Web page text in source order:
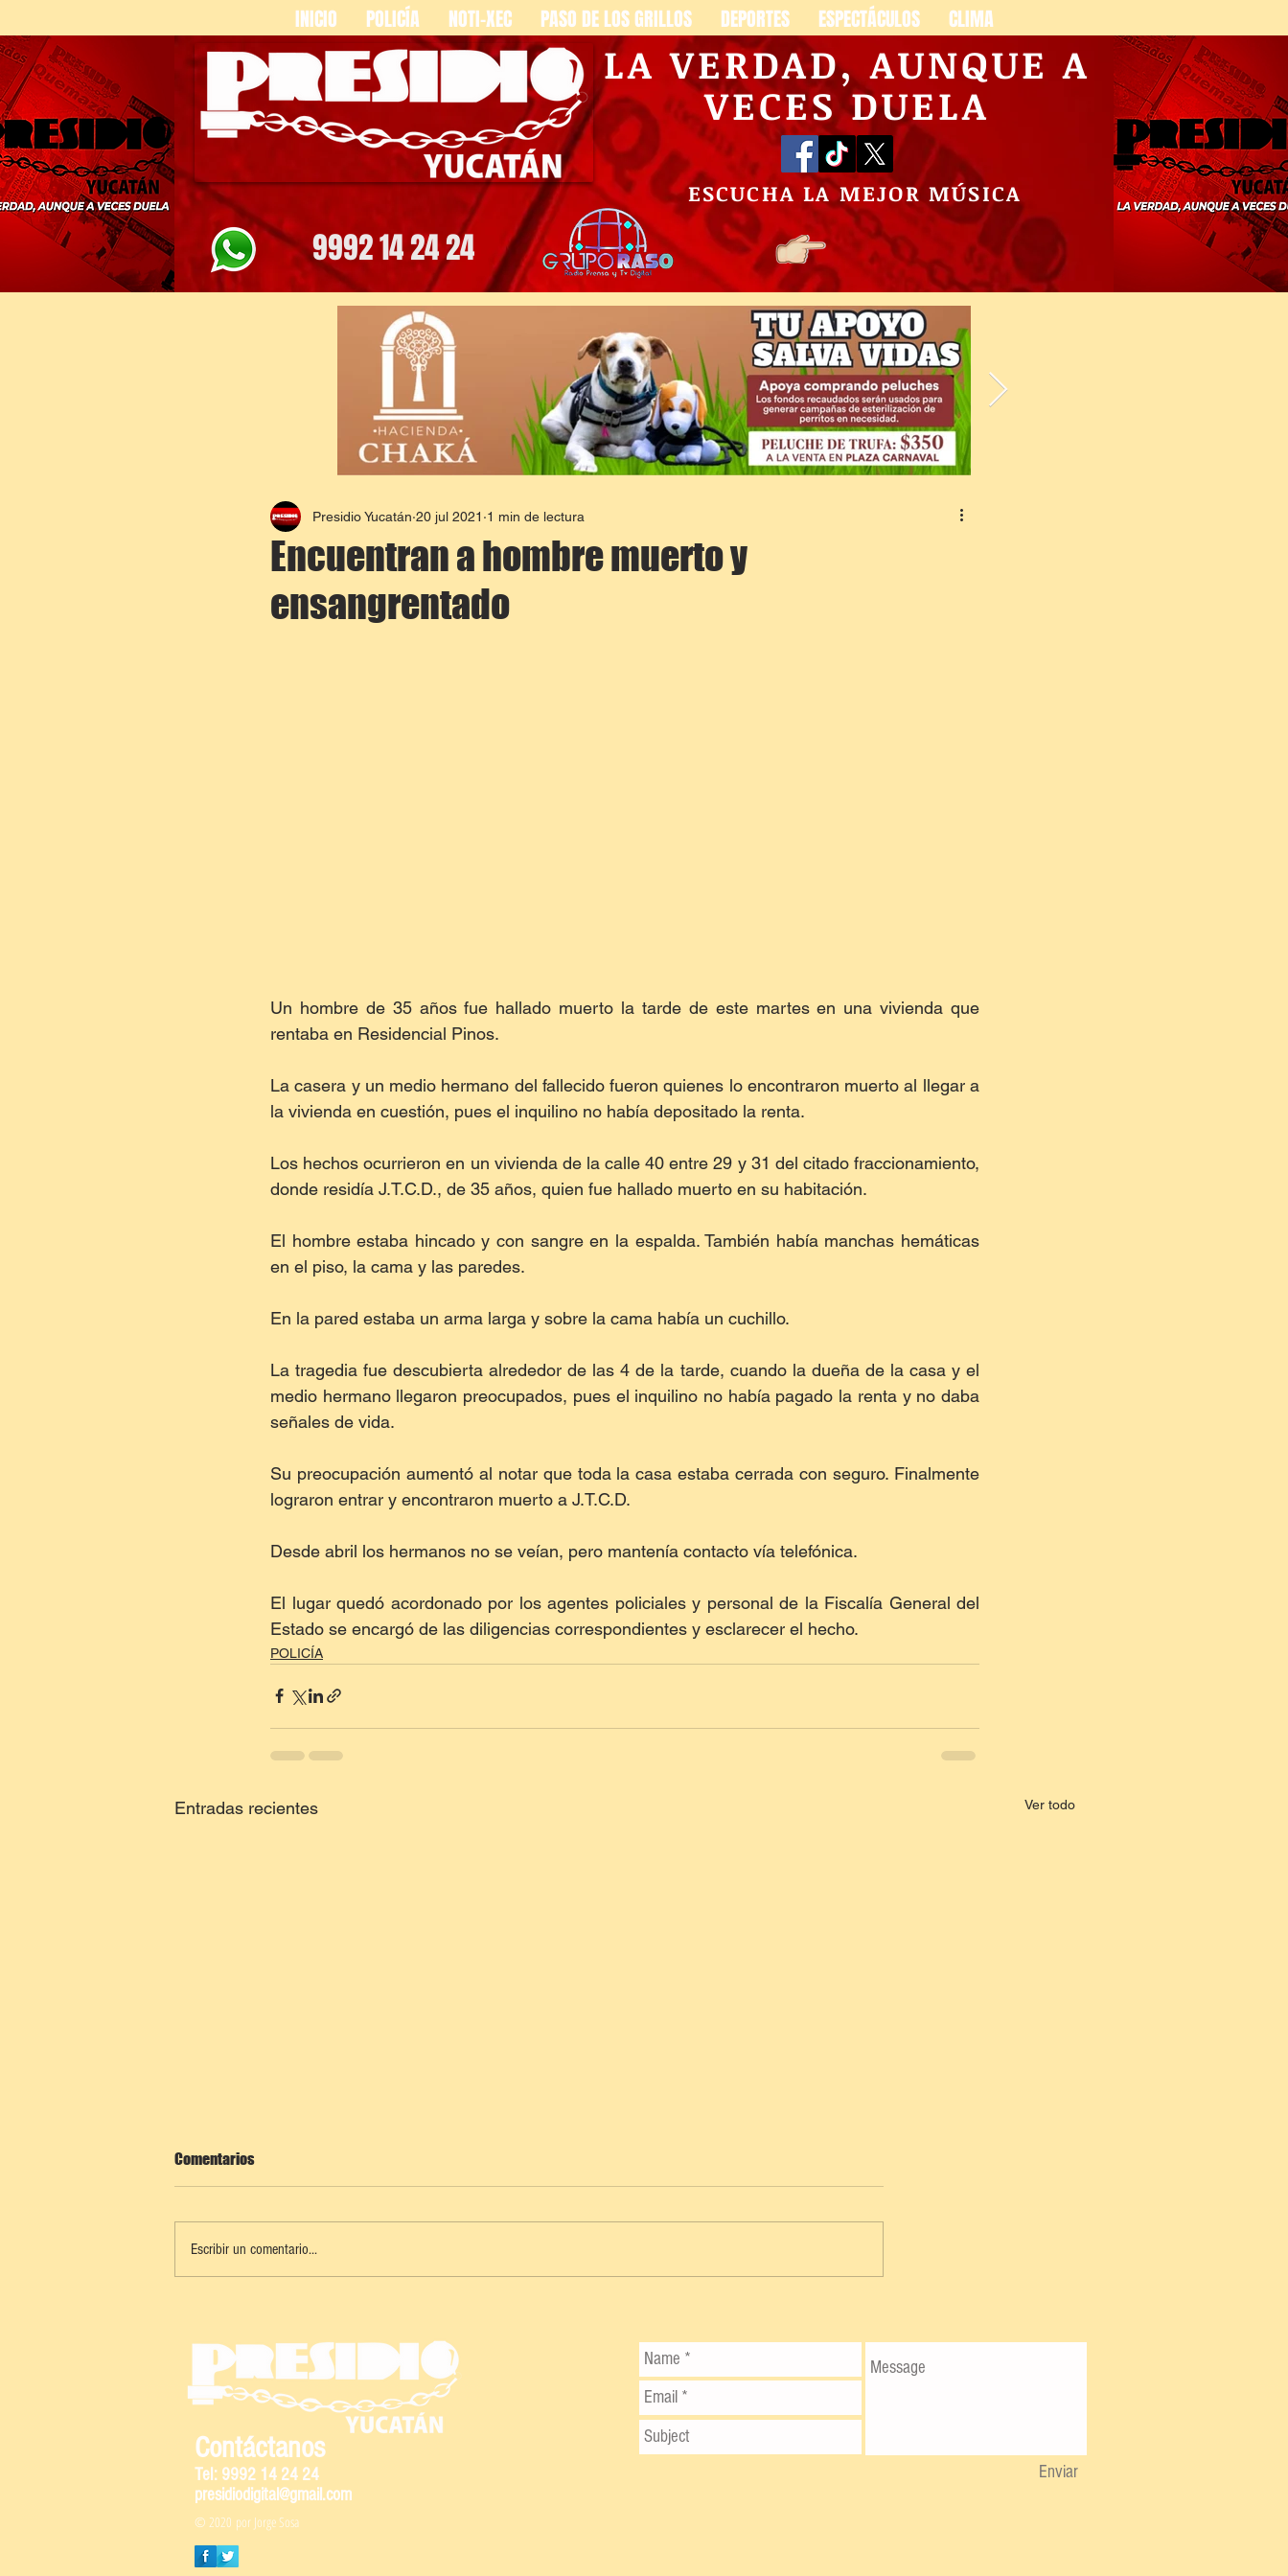
INICIO POLICÍA NOTI-XEC PASO DE LOS GRILLOS DEPORTES ESPECTÁCULOS CLIMA
LA VERDAD, AUNQUE A
VECES DUELA
ESCUCHA LA MEJOR MÚSICA
9992 14 24 24
Encuentran a hombre muerto y
ensangrentado
Presidio Yucatán 20 jul 2021 1 min de lectura
Un hombre de 35 años fue hallado muerto la tarde de este martes en una vivienda que
rentaba en Residencial Pinos.
La casera y un medio hermano del fallecido fueron quienes lo encontraron muerto al llegar a
la vivienda en cuestión, pues el inquilino no había depositado la renta.
Los hechos ocurrieron en un vivienda de la calle 40 entre 29 y 31 del citado fraccionamiento,
donde residía J.T.C.D., de 35 años, quien fue hallado muerto en su habitación.
El hombre estaba hincado y con sangre en la espalda. También había manchas hemáticas
en el piso, la cama y las paredes.
En la pared estaba un arma larga y sobre la cama había un cuchillo.
La tragedia fue descubierta alrededor de las 4 de la tarde, cuando la dueña de la casa y el
medio hermano llegaron preocupados, pues el inquilino no había pagado la renta y no daba
señales de vida.
Su preocupación aumentó al notar que toda la casa estaba cerrada con seguro. Finalmente
lograron entrar y encontraron muerto a J.T.C.D.
Desde abril los hermanos no se veían, pero mantenía contacto vía telefónica.
El lugar quedó acordonado por los agentes policiales y personal de la Fiscalía General del
Estado se encargó de las diligencias correspondientes y esclarecer el hecho.
POLICÍA
Entradas recientes Ver todo
Comentarios
Escribir un comentario...
Contáctanos
Tel: 9992 14 24 24
presidiodigital@gmail.com
Enviar
© 2020 por Jorge Sosa